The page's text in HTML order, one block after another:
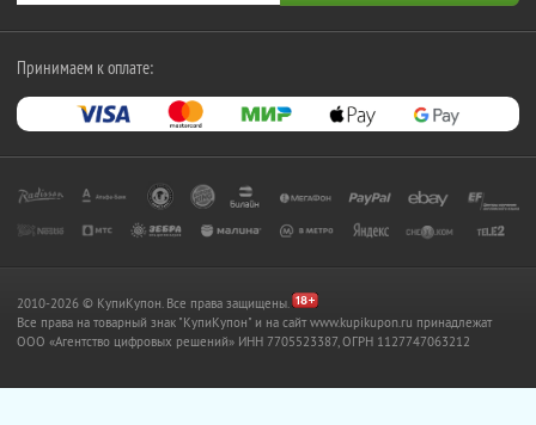
Принимаем к оплате:
2010-2026 © КупиКупон. Все права защищены.
Все права на товарный знак "КупиКупон" и на сайт www.kupikupon.ru принадлежат
OOO «Агентство цифровых решений» ИНН 7705523387, ОГРН 1127747063212